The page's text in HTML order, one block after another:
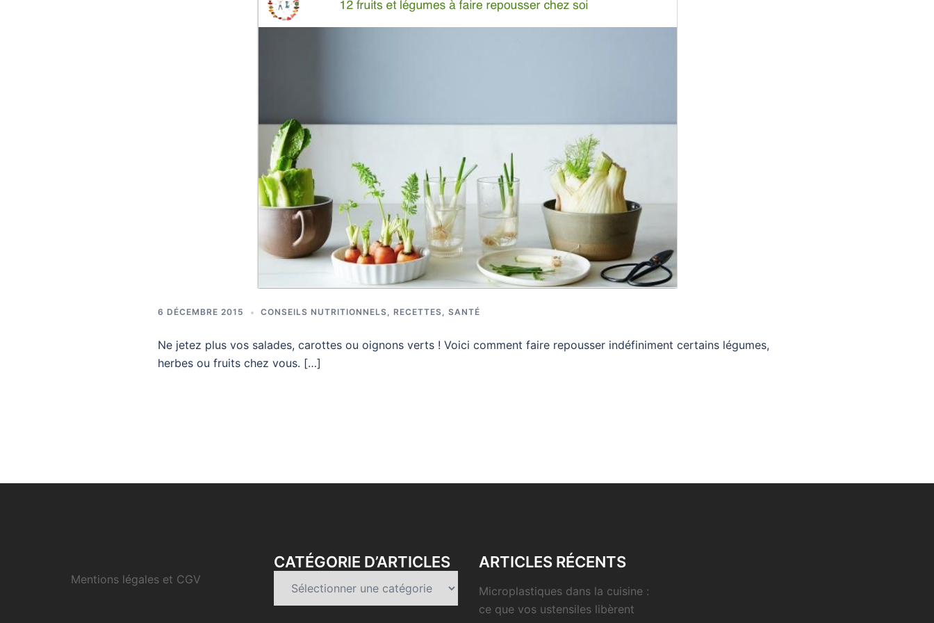
6 DÉCEMBRE 2015 CONSEILS NUTRITIONNELS, RECETTES, SANTÉ
Ne jetez plus vos salades, carottes ou oignons verts ! Voici comment faire repousser indéfiniment certains légumes,
herbes ou fruits chez vous. […]
Mentions légales et CGV
CATÉGORIE D’ARTICLES ARTICLES RÉCENTS
Microplastiques dans la cuisine :
ce que vos ustensiles libèrent